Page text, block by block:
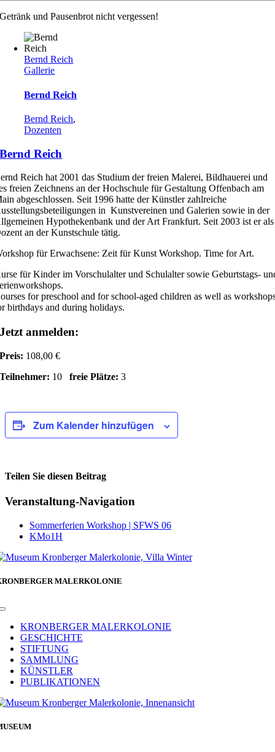
Getränk und Pausenbrot nicht vergessen!
Bernd Reich
Gallerie
Bernd Reich
Bernd Reich,
Dozenten
Bernd Reich
Reich hat 2001 das Studium der freien Malerei, Bildhauerei und
freien Zeichnens an der Hochschule für Gestaltung Offenbach am
abgeschlossen. Seit 1996 hatte der Künstler zahlreiche
in Kunstvereinen und Galerien sowie in der
Hypothekenbank und der Art Frankfurt. Seit 2003 ist er als
an der Kunstschule tätig.
für Erwachsene: Zeit für Kunst Workshop. Time for Art.
für Kinder im Vorschulalter und Schulalter sowie Geburtstags-
for preschool and for school-aged children as well as
birthdays and during holidays.
Jetzt anmelden:
Preis: 108,00 €
Teilnehmer: 10freie Plätze: 3
Zum Kalender hinzufügen
Teilen Sie diesen Beitrag
Facebook
Veranstaltung-Navigation
Sommerferien Workshop | SFWS 06
KMo1H
MALERKOLONIE
Toggle
NavigationKRONBERGER MALERKOLONIE
GESCHICHTE
STIFTUNG
SAMMLUNG
KÜNSTLER
PUBLIKATIONEN